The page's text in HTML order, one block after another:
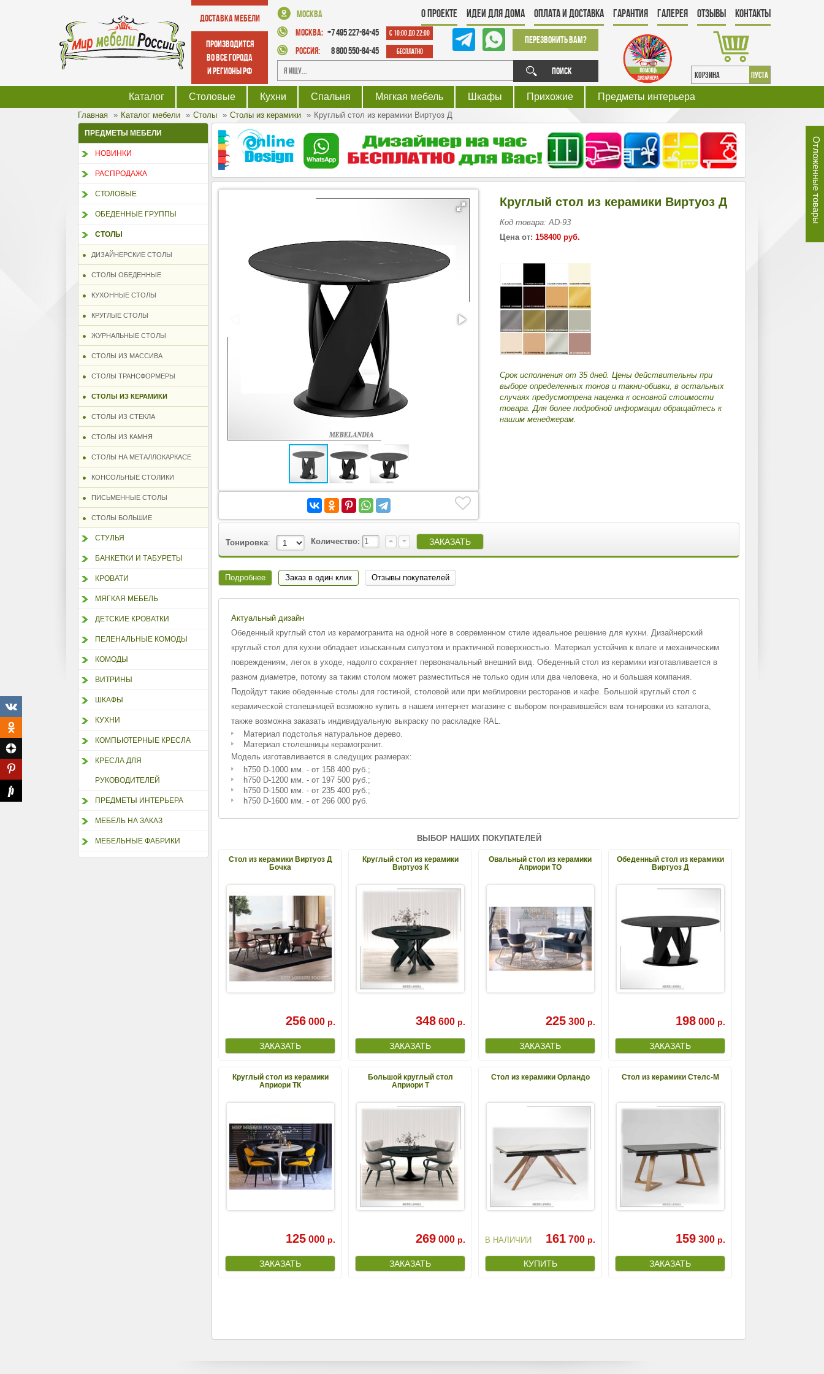
Доставка мебели
производится
во все города
и регионы РФ
Москва
Москва: +7 495 227-84-45 с 10:00 до 22:00
Россия: 8 800 550-84-45 Бесплатно
Перезвонить Вам?
Поиск КОРЗИНА пуста
О проекте Идеи для дома Оплата и Доставка Гарантия Галерея Отзывы Контакты
Каталог Столовые Кухни Спальня Мягкая мебель Шкафы Прихожие Предметы интерьера
Главная Каталог мебели Столы Столы из керамики Круглый стол из керамики Виртуоз Д
ПРЕДМЕТЫ МЕБЕЛИ
НОВИНКИ
РАСПРОДАЖА
СТОЛОВЫЕ
ОБЕДЕННЫЕ ГРУППЫ
СТОЛЫ
ДИЗАЙНЕРСКИЕ СТОЛЫ
СТОЛЫ ОБЕДЕННЫЕ
КУХОННЫЕ СТОЛЫ
КРУГЛЫЕ СТОЛЫ
ЖУРНАЛЬНЫЕ СТОЛЫ
СТОЛЫ ИЗ МАССИВА
СТОЛЫ ТРАНСФОРМЕРЫ
СТОЛЫ ИЗ КЕРАМИКИ
СТОЛЫ ИЗ СТЕКЛА
СТОЛЫ ИЗ КАМНЯ
СТОЛЫ НА МЕТАЛЛОКАРКАСЕ
КОНСОЛЬНЫЕ СТОЛИКИ
ПИСЬМЕННЫЕ СТОЛЫ
СТОЛЫ БОЛЬШИЕ
СТУЛЬЯ
БАНКЕТКИ И ТАБУРЕТЫ
КРОВАТИ
МЯГКАЯ МЕБЕЛЬ
ДЕТСКИЕ КРОВАТКИ
ПЕЛЕНАЛЬНЫЕ КОМОДЫ
КОМОДЫ
ВИТРИНЫ
ШКАФЫ
КУХНИ
КОМПЬЮТЕРНЫЕ КРЕСЛА
КРЕСЛА ДЛЯ
РУКОВОДИТЕЛЕЙ
ПРЕДМЕТЫ ИНТЕРЬЕРА
МЕБЕЛЬ НА ЗАКАЗ
МЕБЕЛЬНЫЕ ФАБРИКИ
Круглый стол из керамики Виртуоз Д
Код товара: AD-93
Цена от: 158400 руб.
Срок исполнения от 35 дней. Цены действительны при
выборе определенных тонов и такни-обивки, в остальных
случаях предусмотрена наценка к основной стоимости
товара. Для более подробной информации обращайтесь к
нашим менеджерам.
Тонировка: Количество:
Подробнее Заказ в один клик Отзывы покупателей
Актуальный дизайн
Обеденный круглый стол из керамогранита на одной ноге в современном стиле идеальное решение для кухни. Дизайнерский
круглый стол для кухни обладает изысканным силуэтом и практичной поверхностью. Материал устойчив к влаге и механическим
повреждениям, легок в уходе, надолго сохраняет первоначальный внешний вид. Обеденный стол из керамики изготавливается в
разном диаметре, потому за таким столом может разместиться не только один или два человека, но и большая компания.
Подойдут такие обеденные столы для гостиной, столовой или при меблировки ресторанов и кафе. Большой круглый стол с
керамической столешницей возможно купить в нашем интернет магазине с выбором понравившейся вам тонировки из каталога,
также возможна заказать индивидуальную выкраску по раскладке RAL.
Материал подстолья натуральное дерево.
Материал столешницы керамогранит.
Модель изготавливается в следущих размерах:
h750 D-1000 мм. - от 158 400 руб.;
h750 D-1200 мм. - от 197 500 руб.;
h750 D-1500 мм. - от 235 400 руб.;
h750 D-1600 мм. - от 266 000 руб.
ВЫБОР НАШИХ ПОКУПАТЕЛЕЙ
Стол из керамики Виртуоз Д
Бочка
256 000 р.
Круглый стол из керамики
Виртуоз К
348 600 р.
Овальный стол из керамики
Априори ТО
225 300 р.
Обеденный стол из керамики
Виртуоз Д
198 000 р.
Круглый стол из керамики
Априори ТК
125 000 р.
Большой круглый стол
Априори Т
269 000 р.
Стол из керамики Орландо
В НАЛИЧИИ 161 700 р.
Стол из керамики Стелс-М
159 300 р.
Отложенные товары